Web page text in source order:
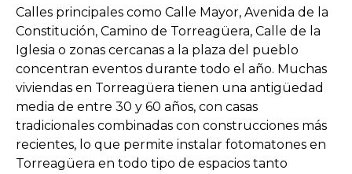
Calles principales como Calle Mayor, Avenida de la
Constitución, Camino de Torreagüera, Calle de la
Iglesia o zonas cercanas a la plaza del pueblo
concentran eventos durante todo el año. Muchas
viviendas en Torreagüera tienen una antigüedad
media de entre 30 y 60 años, con casas
tradicionales combinadas con construcciones más
recientes, lo que permite instalar fotomatones en
Torreagüera en todo tipo de espacios tanto